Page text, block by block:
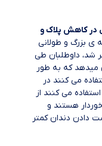
کاهش پلاک و
ی بزرگ و طولانی
منتشر شد، داوطلبان طی
میدهد که به طور
می کنند در
می کنند از
هستند و
دادن دندان کمتر